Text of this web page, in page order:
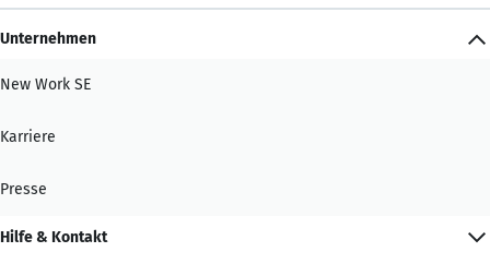
Unternehmen
New Work SE
Karriere
Presse
Hilfe & Kontakt